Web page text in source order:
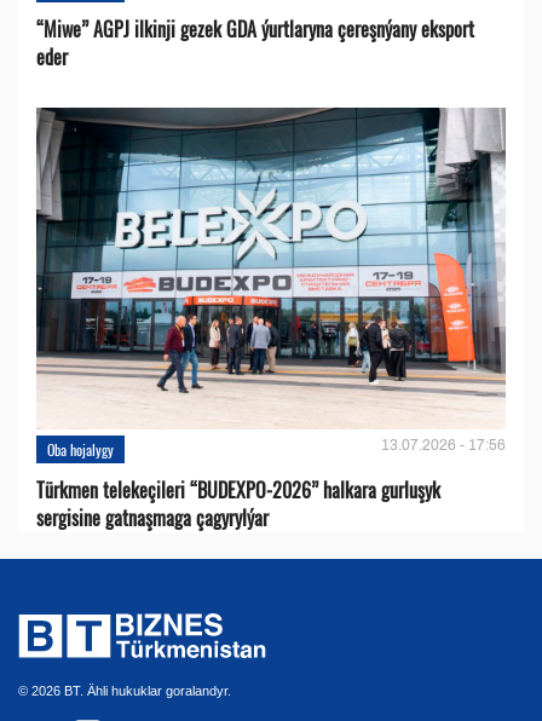
“Miwe” AGPJ ilkinji gezek GDA ýurtlaryna çereşnýany eksport
eder
Oba hojalygy 13.07.2026 - 17:56
Türkmen telekeçileri “BUDEXPO-2026” halkara gurluşyk
sergisine gatnaşmaga çagyrylýar
© 2026 BT. Ähli hukuklar goralandyr.